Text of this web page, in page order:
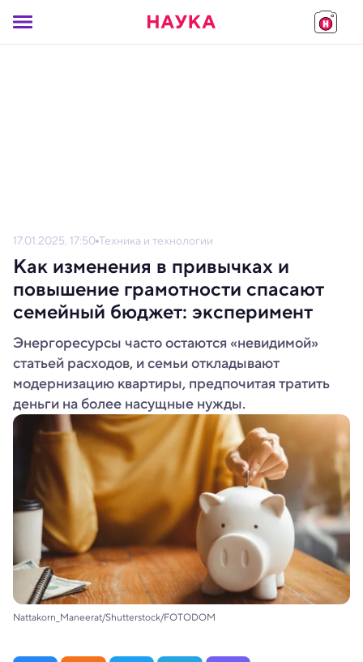
17.01.2025, 17:50 Техника и технологии
Как изменения в привычках и
повышение грамотности спасают
семейный бюджет: эксперимент
Энергоресурсы часто остаются «невидимой»
статьей расходов, и семьи откладывают
модернизацию квартиры, предпочитая тратить
деньги на более насущные нужды.
Nattakorn_Maneerat/Shutterstock/FOTODOM